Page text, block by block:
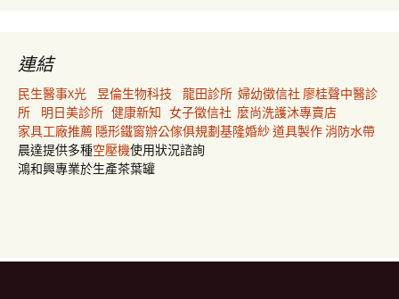
連結
民生醫事X光 昱倫生物科技 龍田診所 婦幼徵信社 廖桂聲中醫診
所
明日美診所 健康新知 女子徵信社 麼尚洗護沐專賣店
家具工廠推薦 隱形鐵窗辦公傢俱規劃基隆婚紗道具製作消防水帶
晨達提供多種空壓機使用狀況諮詢
鴻和興專業於生產茶葉罐